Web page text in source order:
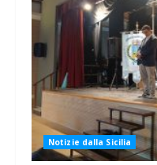
Notizie dalla Sicilia